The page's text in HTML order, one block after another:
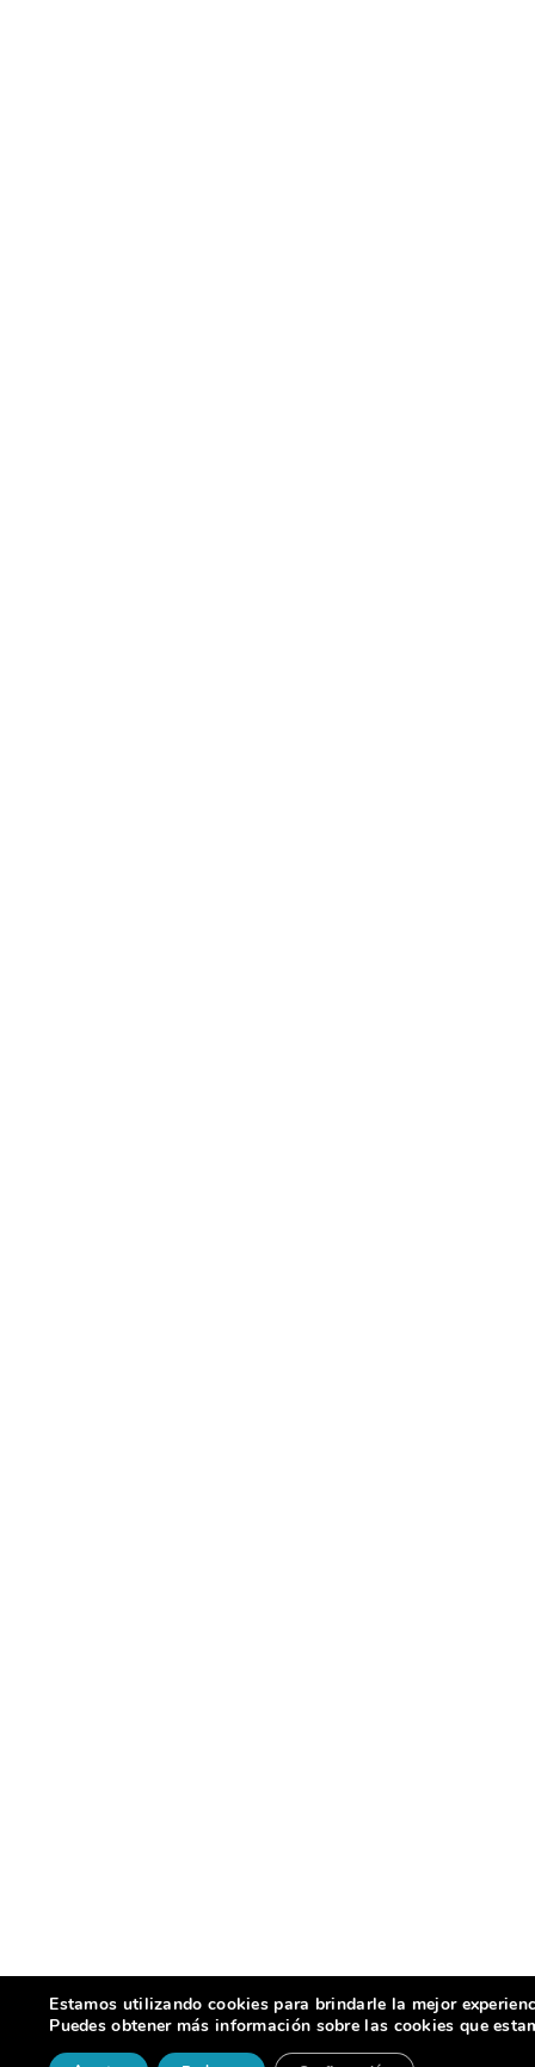
Estamos utilizando cookies para brindarle la mejor
Puedes obtener más información sobre las cookies que